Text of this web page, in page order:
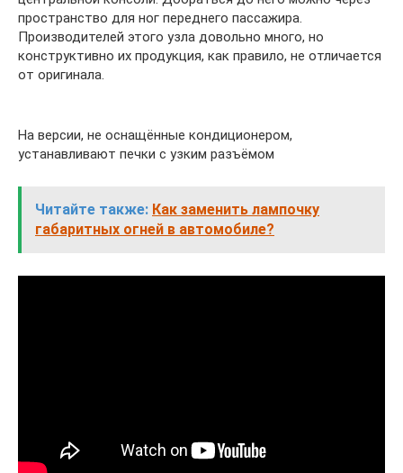
пространство для ног переднего пассажира.
Производителей этого узла довольно много, но
конструктивно их продукция, как правило, не отличается
от оригинала.
На версии, не оснащённые кондиционером,
устанавливают печки с узким разъёмом
Читайте также: Как заменить лампочку
габаритных огней в автомобиле?